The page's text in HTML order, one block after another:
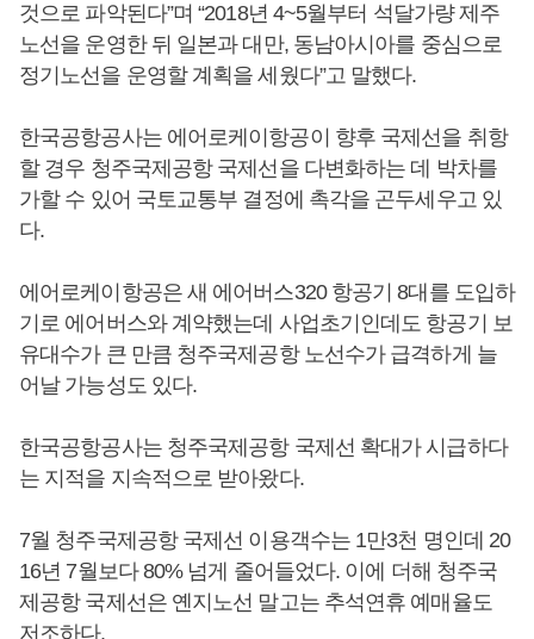
것으로 파악된다”며 “2018년 4~5월부터 석달가량 제주
노선을 운영한 뒤 일본과 대만, 동남아시아를 중심으로
정기노선을 운영할 계획을 세웠다”고 말했다.
한국공항공사는 에어로케이항공이 향후 국제선을 취항
할 경우 청주국제공항 국제선을 다변화하는 데 박차를
가할 수 있어 국토교통부 결정에 촉각을 곤두세우고 있
다.
에어로케이항공은 새 에어버스320 항공기 8대를 도입하
기로 에어버스와 계약했는데 사업초기인데도 항공기 보
유대수가 큰 만큼 청주국제공항 노선수가 급격하게 늘
어날 가능성도 있다.
한국공항공사는 청주국제공항 국제선 확대가 시급하다
는 지적을 지속적으로 받아왔다.
7월 청주국제공항 국제선 이용객수는 1만3천 명인데 20
16년 7월보다 80% 넘게 줄어들었다. 이에 더해 청주국
제공항 국제선은 옌지노선 말고는 추석연휴 예매율도
저조하다.